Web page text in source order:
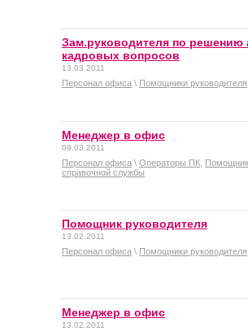
Зам.руководителя по решению
кадровых вопросов
13.03.2011
Персонал офиса \ Помощники руководителя
Менеджер в офис
09.03.2011
Персонал офиса \ Операторы ПК
справочной службы
Помощник руководителя
13.02.2011
Персонал офиса \ Помощники руководителя
Менеджер в офис
13.02.2011